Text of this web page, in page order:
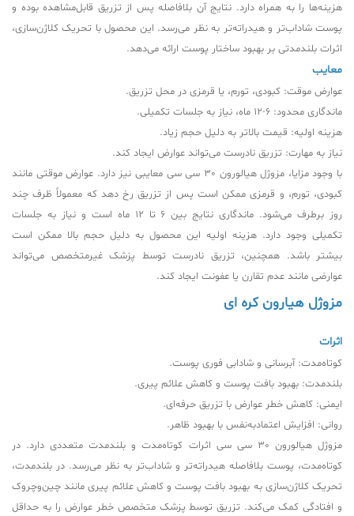
هزینه‌ها را به همراه دارد. نتایج آن بلافاصله پس از تزریق قابل‌مشاهده بوده و
پوست شاداب‌تر و هیدراته‌تر به نظر می‌رسد. این محصول با تحریک کلاژن‌سازی،
اثرات بلندمدتی بر بهبود ساختار پوست ارائه می‌دهد.
معایب
عوارض موقت: کبودی، تورم، یا قرمزی در محل تزریق.
ماندگاری محدود: 6-12 ماه، نیاز به جلسات تکمیلی.
هزینه اولیه: قیمت بالاتر به دلیل حجم زیاد.
نیاز به مهارت: تزریق نادرست می‌تواند عوارض ایجاد کند.
با وجود مزایا، مزوژل هیالورون 30 سی سی معایبی نیز دارد. عوارض موقتی مانند
کبودی، تورم، و قرمزی ممکن است پس از تزریق رخ دهد که معمولاً ظرف چند
روز برطرف می‌شود. ماندگاری نتایج بین 6 تا 12 ماه است و نیاز به جلسات
تکمیلی وجود دارد. هزینه اولیه این محصول به دلیل حجم بالا ممکن است
بیشتر باشد. همچنین، تزریق نادرست توسط پزشک غیرمتخصص می‌تواند
عوارضی مانند عدم تقارن یا عفونت ایجاد کند.
مزوژل هیارون کره ای
اثرات
کوتاه‌مدت: آبرسانی و شادابی فوری پوست.
بلندمدت: بهبود بافت پوست و کاهش علائم پیری.
ایمنی: کاهش خطر عوارض با تزریق حرفه‌ای.
روانی: افزایش اعتمادبه‌نفس با بهبود ظاهر.
مزوژل هیالورون 30 سی سی اثرات کوتاه‌مدت و بلندمدت متعددی دارد. در
کوتاه‌مدت، پوست بلافاصله هیدراته‌تر و شاداب‌تر به نظر می‌رسد. در بلندمدت،
تحریک کلاژن‌سازی به بهبود بافت پوست و کاهش علائم پیری مانند چین‌وچروک
و افتادگی کمک می‌کند. تزریق توسط پزشک متخصص خطر عوارض را به حداقل